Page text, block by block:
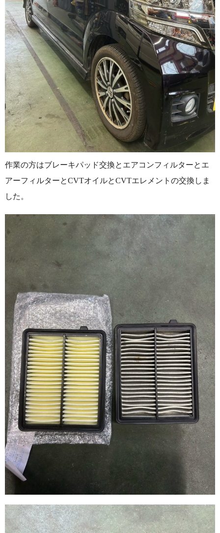
作業の方はブレーキパッド交換とエアコンフィルターとエ
アーフィルターとCVTオイルとCVTエレメントの交換しま
した。